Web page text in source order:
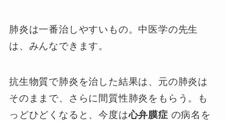
肺炎は一番治しやすいもの。中医学の先生
は、みんなできます。
抗生物質で肺炎を治した結果は、元の肺炎は
そのままで、さらに間質性肺炎をもらう。も
っどひどくなると、今度は心弁膜症 の病名を